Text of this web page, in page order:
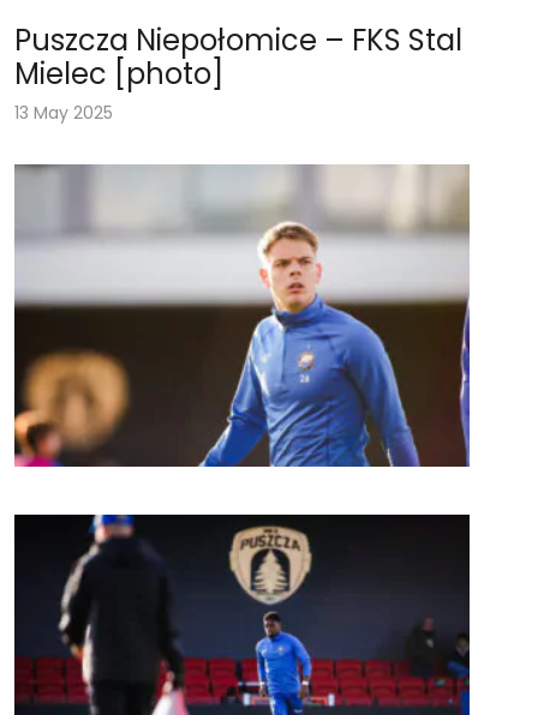
Puszcza Niepołomice – FKS Stal
Mielec [photo]
13 May 2025